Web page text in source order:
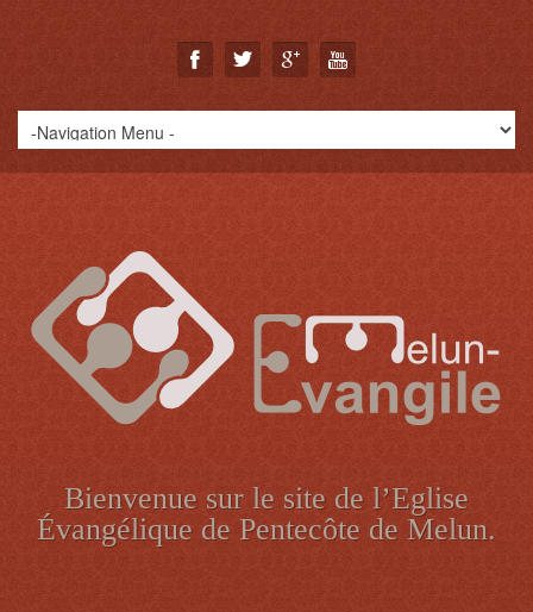
Bienvenue sur le site de l’Eglise
Évangélique de Pentecôte de Melun.